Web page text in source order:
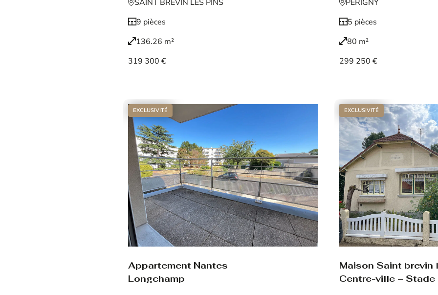
SAINT BREVIN LES PINS
9 pièces
136.26 m²
319 300 €
PERIGNY
5 pièces
80 m²
299 250 €
EXCLUSIVITÉ
Appartement Nantes
Longchamp
EXCLUSIVITÉ
Maison Saint brevin
Centre-ville – Stade